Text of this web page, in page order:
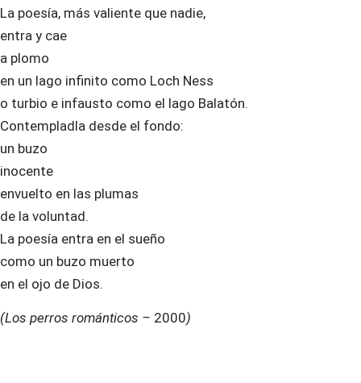
La poesía, más valiente que nadie,
entra y cae
a plomo
en un lago infinito como Loch Ness
o turbio e infausto como el lago Balatón.
Contempladla desde el fondo:
un buzo
inocente
envuelto en las plumas
de la voluntad.
La poesía entra en el sueño
como un buzo muerto
en el ojo de Dios.
(Los perros románticos – 2000)